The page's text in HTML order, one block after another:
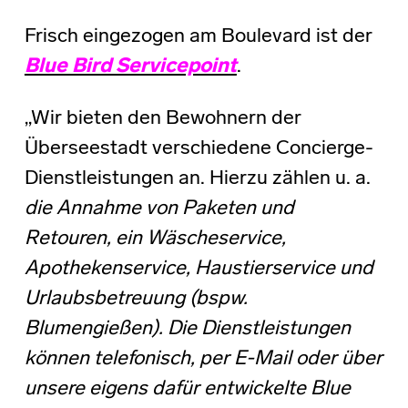
Frisch eingezogen am Boulevard ist der
Blue Bird Servicepoint.
„Wir bieten den Bewohnern der
Überseestadt verschiedene Concierge-
Dienstleistungen an. Hierzu zählen u. a.
die Annahme von Paketen und
Retouren, ein Wäscheservice,
Apothekenservice, Haustierservice und
Urlaubsbetreuung (bspw.
Blumengießen). Die Dienstleistungen
können telefonisch, per E-Mail oder über
unsere eigens dafür entwickelte Blue